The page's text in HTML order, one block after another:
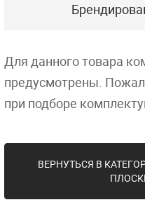
Для данного товара
предусмотрены.
при подборе
ВЕРНУТЬСЯ В